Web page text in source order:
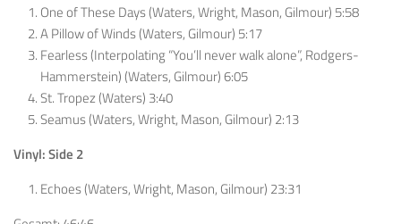
One of These Days (Waters, Wright, Mason, Gilmour) 5:58
A Pillow of Winds (Waters, Gilmour) 5:17
Fearless (Interpolating “You’ll never walk alone”, Rodgers-
Hammerstein) (Waters, Gilmour) 6:05
St. Tropez (Waters) 3:40
Seamus (Waters, Wright, Mason, Gilmour) 2:13
Vinyl: Side 2
Echoes (Waters, Wright, Mason, Gilmour) 23:31